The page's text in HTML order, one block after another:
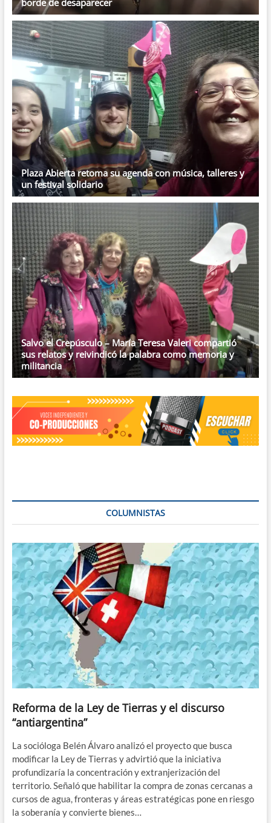
borde de desaparecer
Plaza Abierta retoma su agenda con música, talleres y
un festival solidario
Salvo el Crepúsculo – María Teresa Valeri compartió
sus relatos y reivindicó la palabra como memoria y
militancia
COLUMNISTAS
Reforma de la Ley de Tierras y el discurso
“antiargentina”
La socióloga Belén Álvaro analizó el proyecto que busca
modificar la Ley de Tierras y advirtió que la iniciativa
profundizaría la concentración y extranjerización del
territorio. Señaló que habilitar la compra de zonas cercanas a
cursos de agua, fronteras y áreas estratégicas pone en riesgo
la soberanía y convierte bienes…